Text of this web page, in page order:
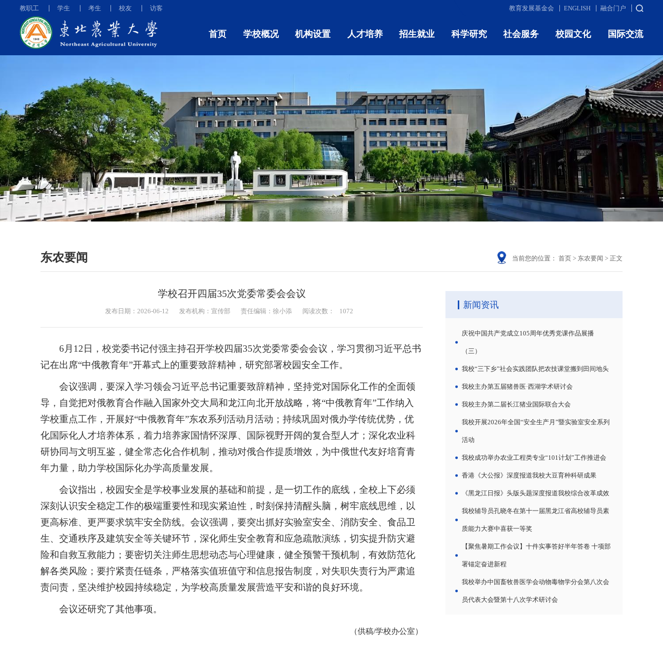
教职工 学生 考生 校友 访客 教育发展基金会 ENGLISH 融合门户
首页 学校概况 机构设置 人才培养 招生就业 科学研究 社会服务 校园文化 国际交流
东农要闻 当前您的位置： 首页 > 东农要闻 > 正文
学校召开四届35次党委常委会会议
发布日期：2026-06-12 发布机构：宣传部 责任编辑：徐小添 阅读次数： 1072
6月12日，校党委书记付强主持召开学校四届35次党委常委会会议，学习贯彻习近平总书
记在出席“中俄教育年”开幕式上的重要致辞精神，研究部署校园安全工作。
会议强调，要深入学习领会习近平总书记重要致辞精神，坚持党对国际化工作的全面领
导，自觉把对俄教育合作融入国家外交大局和龙江向北开放战略，将“中俄教育年”工作纳入
学校重点工作，开展好“中俄教育年”东农系列活动月活动；持续巩固对俄办学传统优势，优
化国际化人才培养体系，着力培养家国情怀深厚、国际视野开阔的复合型人才；深化农业科
研协同与文明互鉴，健全常态化合作机制，推动对俄合作提质增效，为中俄世代友好培育青
年力量，助力学校国际化办学高质量发展。
会议指出，校园安全是学校事业发展的基础和前提，是一切工作的底线，全校上下必须
深刻认识安全稳定工作的极端重要性和现实紧迫性，时刻保持清醒头脑，树牢底线思维，以
更高标准、更严要求筑牢安全防线。会议强调，要突出抓好实验室安全、消防安全、食品卫
生、交通秩序及建筑安全等关键环节，深化师生安全教育和应急疏散演练，切实提升防灾避
险和自救互救能力；要密切关注师生思想动态与心理健康，健全预警干预机制，有效防范化
解各类风险；要拧紧责任链条，严格落实值班值守和信息报告制度，对失职失责行为严肃追
责问责，坚决维护校园持续稳定，为学校高质量发展营造平安和谐的良好环境。
会议还研究了其他事项。
（供稿/学校办公室）
新闻资讯
庆祝中国共产党成立105周年优秀党课作品展播
（三）
我校“三下乡”社会实践团队把农技课堂搬到田间地头
我校主办第五届猪兽医·西湖学术研讨会
我校主办第二届长江猪业国际联合大会
我校开展2026年全国“安全生产月”暨实验室安全系列
活动
我校成功举办农业工程类专业“101计划”工作推进会
香港《大公报》深度报道我校大豆育种科研成果
《黑龙江日报》头版头题深度报道我校综合改革成效
我校辅导员孔晓冬在第十一届黑龙江省高校辅导员素
质能力大赛中喜获一等奖
【聚焦暑期工作会议】十件实事答好半年答卷 十项部
署锚定奋进新程
我校举办中国畜牧兽医学会动物毒物学分会第八次会
员代表大会暨第十八次学术研讨会